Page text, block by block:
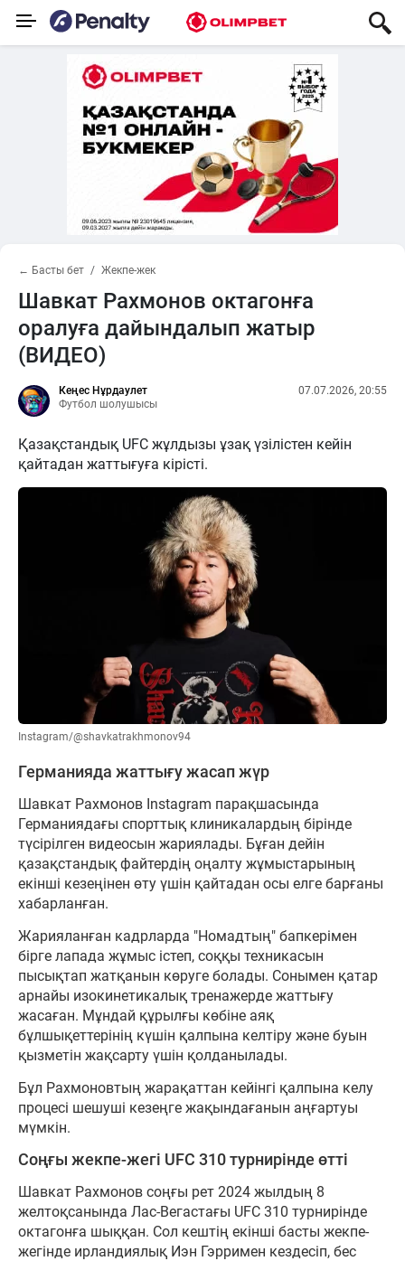
← Басты бет Жекпе-жек
Шавкат Рахмонов октагонға
оралуға дайындалып жатыр
(ВИДЕО)
Кеңес Нұрдаулет
Футбол шолушысы
07.07.2026, 20:55
Қазақстандық UFC жұлдызы ұзақ үзілістен кейін
қайтадан жаттығуға кірісті.
Instagram/@shavkatrakhmonov94
Германияда жаттығу жасап жүр
Шавкат Рахмонов Instagram парақшасында
Германиядағы спорттық клиникалардың бірінде
түсірілген видеосын жариялады. Бұған дейін
қазақстандық файтердің оңалту жұмыстарының
екінші кезеңінен өту үшін қайтадан осы елге барғаны
хабарланған.
Жарияланған кадрларда "Номадтың" бапкерімен
бірге лапада жұмыс істеп, соққы техникасын
пысықтап жатқанын көруге болады. Сонымен қатар
арнайы изокинетикалық тренажерде жаттығу
жасаған. Мұндай құрылғы көбіне аяқ
бұлшықеттерінің күшін қалпына келтіру және буын
қызметін жақсарту үшін қолданылады.
Бұл Рахмоновтың жарақаттан кейінгі қалпына келу
процесі шешуші кезеңге жақындағанын аңғартуы
мүмкін.
Соңғы жекпе-жегі UFC 310 турнирінде өтті
Шавкат Рахмонов соңғы рет 2024 жылдың 8
желтоқсанында Лас-Вегастағы UFC 310 турнирінде
октагонға шыққан. Сол кештің екінші басты жекпе-
жегінде ирландиялық Иэн Гэрримен кездесіп, бес